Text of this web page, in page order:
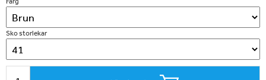
Sko storlekar